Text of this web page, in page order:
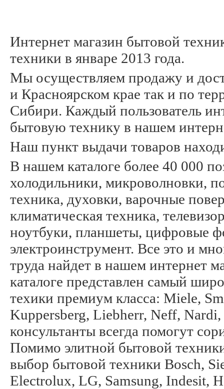
Интернет магазин бытовой
техники в январе 2013 года.
Мы осуществляем продажу и
и Красноярском крае так и по
Сибири. Каждый пользователь
бытовую технику в нашем
Наш пункт выдачи товаров
В нашем каталоге более 40 000
холодильники, микроволновки,
техника, духовки, варочные
климатическая техника,
ноутбуки, планшеты, цифровые
электроинструмент. Все это и
труда найдет в нашем интернет
каталоге представлен самый
техики премиум класса: Miele,
Kuppersberg, Liebherr, Neff,
консультанты всегда помогут
Помимо элитной бытовой
выбор бытовой техники Bosch,
Electrolux, LG, Samsung, Indesit,